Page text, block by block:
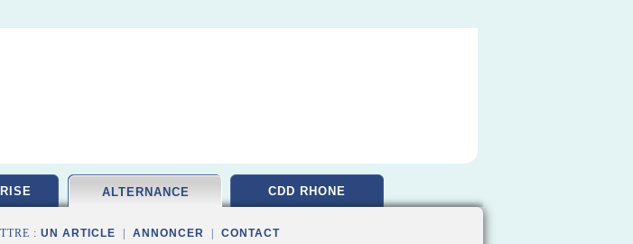
ALTERNANCE CDD RHONE
: UN ARTICLE ANNONCER CONTACT